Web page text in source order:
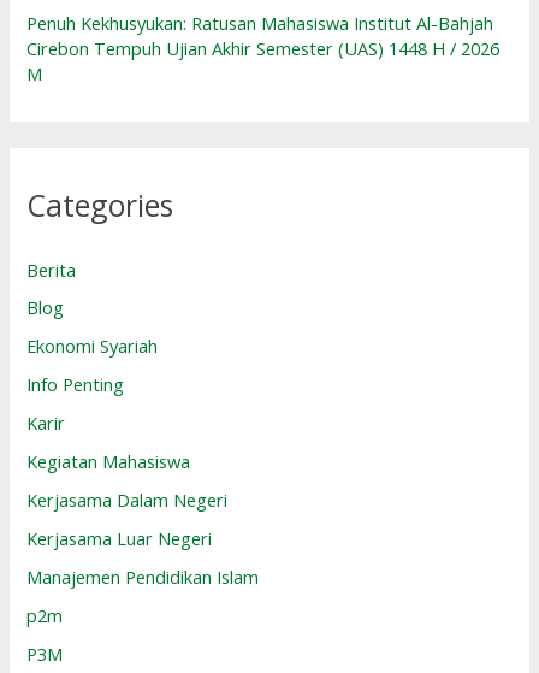
Penuh Kekhusyukan: Ratusan Mahasiswa Institut Al-Bahjah
Cirebon Tempuh Ujian Akhir Semester (UAS) 1448 H / 2026
M
Categories
Berita
Blog
Ekonomi Syariah
Info Penting
Karir
Kegiatan Mahasiswa
Kerjasama Dalam Negeri
Kerjasama Luar Negeri
Manajemen Pendidikan Islam
p2m
P3M